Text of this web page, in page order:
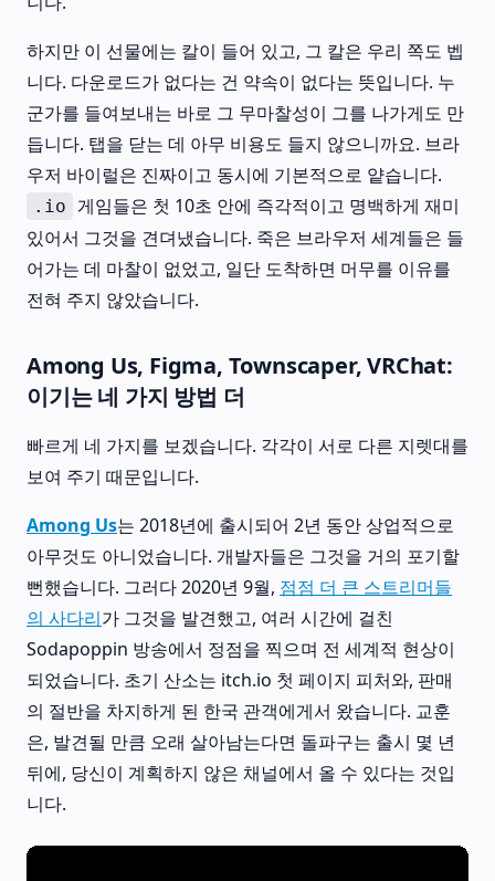
하지만 이 선물에는 칼이 들어 있고, 그 칼은 우리 쪽도 벱
니다. 다운로드가 없다는 건 약속이 없다는 뜻입니다. 누
군가를 들여보내는 바로 그 무마찰성이 그를 나가게도 만
듭니다. 탭을 닫는 데 아무 비용도 들지 않으니까요. 브라
우저 바이럴은 진짜이고 동시에 기본적으로 얕습니다.
.io
게임들은 첫 10초 안에 즉각적이고 명백하게 재미
있어서 그것을 견뎌냈습니다. 죽은 브라우저 세계들은 들
어가는 데 마찰이 없었고, 일단 도착하면 머무를 이유를
전혀 주지 않았습니다.
Among Us, Figma, Townscaper, VRChat:
이기는 네 가지 방법 더
빠르게 네 가지를 보겠습니다. 각각이 서로 다른 지렛대를
보여 주기 때문입니다.
Among Us는 2018년에 출시되어 2년 동안 상업적으로
아무것도 아니었습니다. 개발자들은 그것을 거의 포기할
뻔했습니다. 그러다 2020년 9월, 점점 더 큰 스트리머들
의 사다리가 그것을 발견했고, 여러 시간에 걸친
Sodapoppin 방송에서 정점을 찍으며 전 세계적 현상이
되었습니다. 초기 산소는 itch.io 첫 페이지 피처와, 판매
의 절반을 차지하게 된 한국 관객에게서 왔습니다. 교훈
은, 발견될 만큼 오래 살아남는다면 돌파구는 출시 몇 년
뒤에, 당신이 계획하지 않은 채널에서 올 수 있다는 것입
니다.